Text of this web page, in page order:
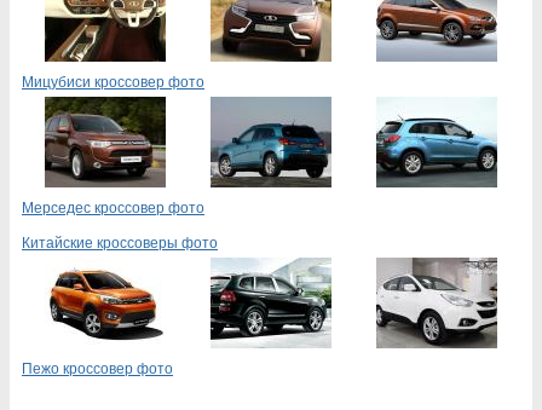
Мицубиси кроссовер фото
Мерседес кроссовер фото
Китайские кроссоверы фото
Пежо кроссовер фото